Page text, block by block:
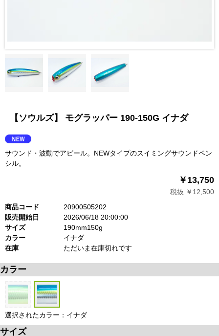
【ソウルズ】 モグラッパー 190-150G イナダ
サウンド・波動でアピール。NEWタイプのスイミングサウンドペン
シル。
￥13,750
税抜 ￥12,500
商品コード
20900505202
販売開始日
2026/06/18 20:00:00
サイズ
190mm150g
カラー
イナダ
在庫
ただいま在庫切れです
カラー
選択されたカラー：イナダ
サイズ